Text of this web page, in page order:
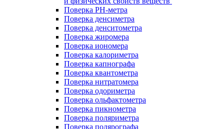
Поверка PH-метра
Поверка денсиметра
Поверка денситометра
Поверка жиромера
Поверка иономера
Поверка калориметра
Поверка капнографа
Поверка квантометра
Поверка нитратомера
Поверка одориметра
Поверка ольфактометра
Поверка пикнометра
Поверка поляриметра
Поверка полярографа